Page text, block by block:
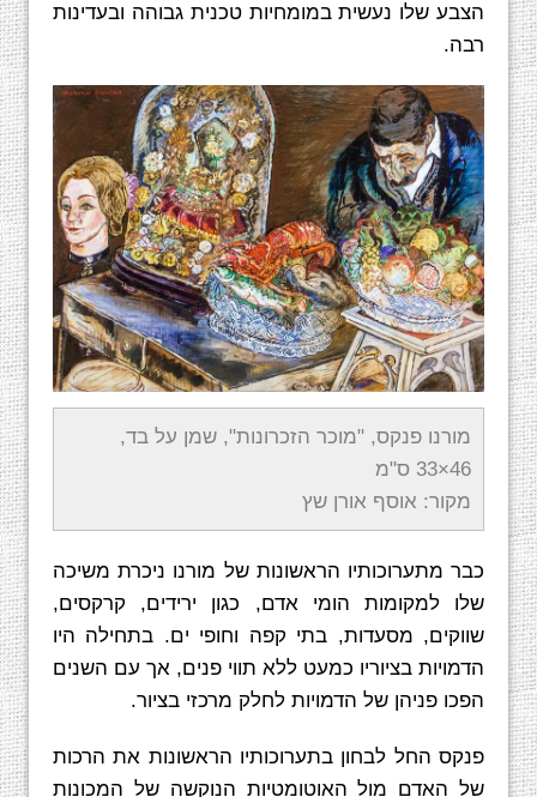
הצבע שלו נעשית במומחיות טכנית גבוהה ובעדינות
רבה.
מורנו פנקס, "מוכר הזכרונות", שמן על בד,
46×33 ס"מ
מקור: אוסף אורן שץ
כבר מתערוכותיו הראשונות של מורנו ניכרת משיכה
שלו למקומות הומי אדם, כגון ירידים, קרקסים,
שווקים, מסעדות, בתי קפה וחופי ים. בתחילה היו
הדמויות בציוריו כמעט ללא תווי פנים, אך עם השנים
הפכו פניהן של הדמויות לחלק מרכזי בציור.
פנקס החל לבחון בתערוכותיו הראשונות את הרכות
של האדם מול האוטומטיות הנוקשה של המכונות